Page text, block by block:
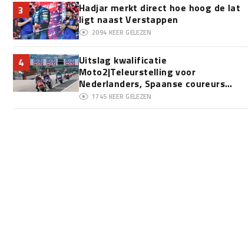
3
Hadjar merkt direct hoe hoog de lat
ligt naast Verstappen
2094 KEER GELEZEN
4
Uitslag kwalificatie
Moto2|Teleurstelling voor
Nederlanders, Spaanse coureurs
domineren
1745 KEER GELEZEN